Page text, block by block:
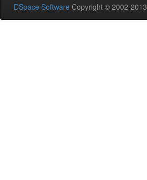
DSpace Software Copyright © 2002-2013